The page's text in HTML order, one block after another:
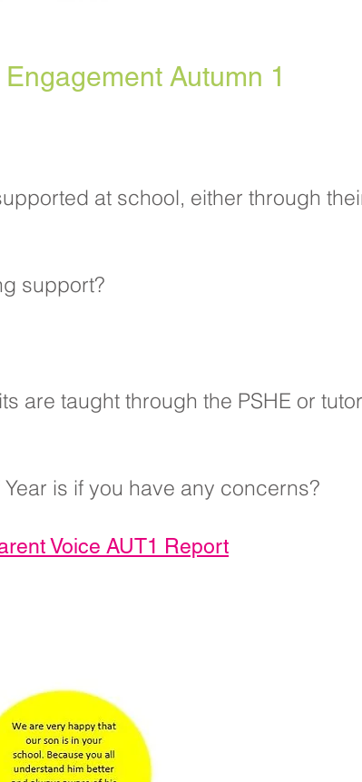
Autumn 1
at school, either through
support?
are taught through the PSHE or
is if you have any concerns?
Voice AUT1 Report